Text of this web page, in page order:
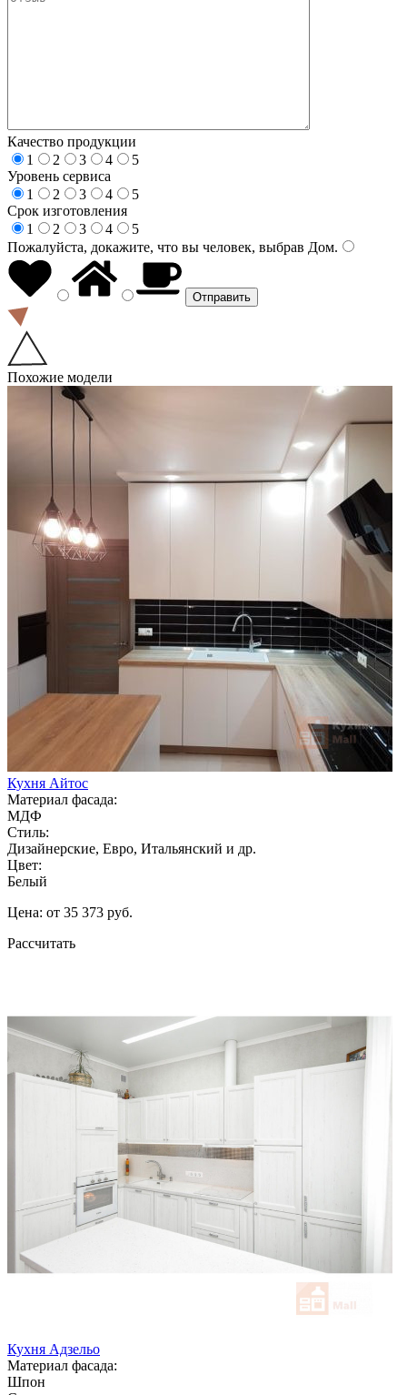
Качество продукции
1
2 3 4
5
Уровень сервиса
1
2 3 4
5
Срок изготовления
1
2 3 4
5
Пожалуйста, докажите, что вы человек, выбрав Дом.
Похожие модели
Кухня Айтос
Материал фасада:
МДФ
Стиль:
Дизайнерские, Евро, Итальянский и др.
Цвет:
Белый
Цена: от 35 373 руб.
Рассчитать
Кухня Адзельо
Материал фасада:
Шпон